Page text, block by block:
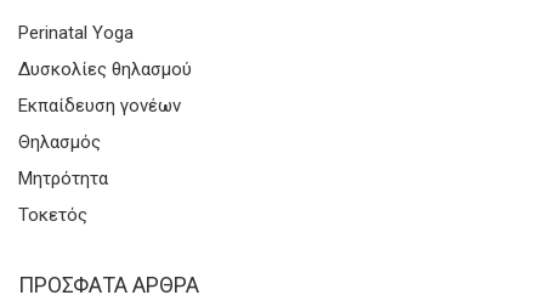
Perinatal Yoga
Δυσκολίες θηλασμού
Εκπαίδευση γονέων
Θηλασμός
Μητρότητα
Τοκετός
ΠΡΌΣΦΑΤΑ ΆΡΘΡΑ